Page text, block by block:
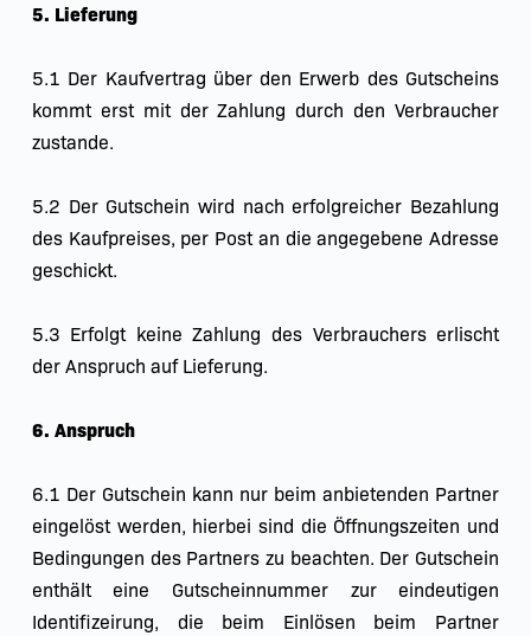
5. Lieferung
5.1 Der Kaufvertrag über den Erwerb des Gutscheins
kommt erst mit der Zahlung durch den Verbraucher
zustande.
5.2 Der Gutschein wird nach erfolgreicher Bezahlung
des Kaufpreises, per Post an die angegebene Adresse
geschickt.
5.3 Erfolgt keine Zahlung des Verbrauchers erlischt
der Anspruch auf Lieferung.
6. Anspruch
6.1 Der Gutschein kann nur beim anbietenden Partner
eingelöst werden, hierbei sind die Öffnungszeiten und
Bedingungen des Partners zu beachten. Der Gutschein
enthält eine Gutscheinnummer zur eindeutigen
Identifizeirung, die beim Einlösen beim Partner